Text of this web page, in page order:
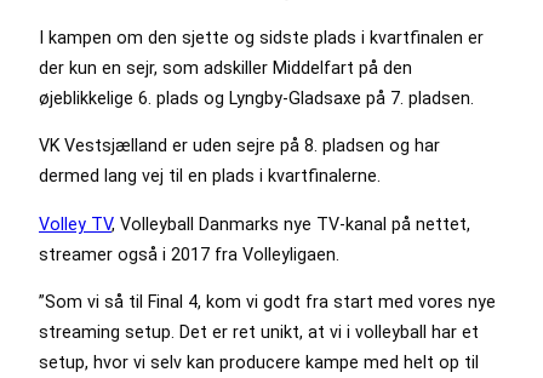
I kampen om den sjette og sidste plads i kvartfinalen er
der kun en sejr, som adskiller Middelfart på den
øjeblikkelige 6. plads og Lyngby-Gladsaxe på 7. pladsen.
VK Vestsjælland er uden sejre på 8. pladsen og har
dermed lang vej til en plads i kvartfinalerne.
Volley TV, Volleyball Danmarks nye TV-kanal på nettet,
streamer også i 2017 fra Volleyligaen.
”Som vi så til Final 4, kom vi godt fra start med vores nye
streaming setup. Det er ret unikt, at vi i volleyball har et
setup, hvor vi selv kan producere kampe med helt op til